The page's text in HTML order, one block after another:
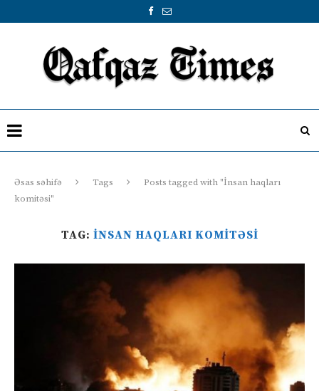
Əsas səhifə Tags
Posts tagged with "İnsan haqları
komitəsi"
TAG: İNSAN HAQLARI KOMITƏSI